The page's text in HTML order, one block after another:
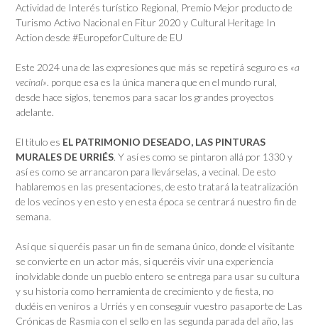
Actividad de Interés turístico Regional, Premio Mejor producto de
Turismo Activo Nacional en Fitur 2020 y Cultural Heritage In
Action desde #EuropeforCulture de EU
Este 2024 una de las expresiones que más se repetirá seguro es «a
vecinal». porque esa es la única manera que en el mundo rural,
desde hace siglos, tenemos para sacar los grandes proyectos
adelante.
El título es EL PATRIMONIO DESEADO, LAS PINTURAS
MURALES DE URRIÉS. Y así es como se pintaron allá por 1330 y
así es como se arrancaron para llevárselas, a vecinal. De esto
hablaremos en las presentaciones, de esto tratará la teatralización
de los vecinos y en esto y en esta época se centrará nuestro fin de
semana.
Así que si queréis pasar un fin de semana único, donde el visitante
se convierte en un actor más, si queréis vivir una experiencia
inolvidable donde un pueblo entero se entrega para usar su cultura
y su historia como herramienta de crecimiento y de fiesta, no
dudéis en veniros a Urriés y en conseguir vuestro pasaporte de Las
Crónicas de Rasmia con el sello en las segunda parada del año, las